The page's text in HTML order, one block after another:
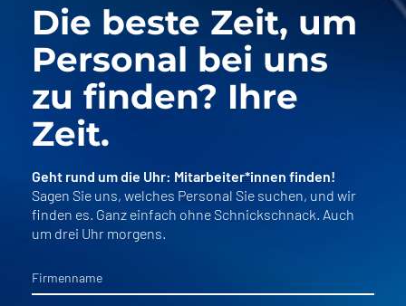
Die beste Zeit, um
Personal bei uns
zu finden? Ihre
Zeit.
Geht rund um die Uhr: Mitarbeiter*innen finden!
Sagen Sie uns, welches Personal Sie suchen, und wir
finden es. Ganz einfach ohne Schnickschnack. Auch
um drei Uhr morgens.